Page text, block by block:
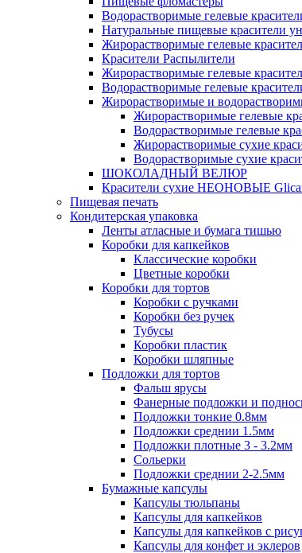
Водорастворимые гелевые
Натуральные пищевые красители
Жирорастворимые гелевые
Красители Распылители
Жирорастворимые гелевые
Водорастворимые гелевые
Жирорастворимые и
Жирорастворимые гелевые
Водорастворимые гелевые
Жирорастворимые сухие
Водорастворимые сухие
ШОКОЛАДНЫЙ ВЕЛЮР
Красители сухие НЕОНОВЫЕ
Пищевая печать
Кондитерская упаковка
Ленты атласные и бумага тишью
Коробки для капкейков
Классические коробки
Цветные коробки
Коробки для тортов
Коробки с ручками
Коробки без ручек
Тубусы
Коробки пластик
Коробки шляпные
Подложки для тортов
Фальш ярусы
Фанерные подложки и
Подложки тонкие 0.8мм
Подложки среднии 1.5мм
Подложки плотные 3 - 3.2мм
Сольерки
Подложки среднии 2-2.5мм
Бумажные капсулы
Капсулы тюльпаны
Капсулы для капкейков
Капсулы для капкейков с
Капсулы для конфет и эклеров